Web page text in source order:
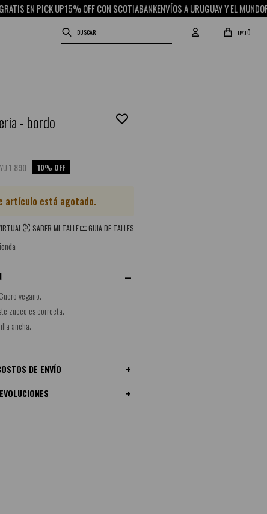
EN PICK UP15% OFF CON SCOTIABANKENVÍOS A URUGUAY Y EL MUNDO
UYU0
- bordo
1.890 10
artículo está agotado.
SABER MI TALLE GUIA DE TALLES
vegano.
zueco es correcta.
ancha.
DE ENVÍO